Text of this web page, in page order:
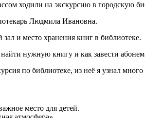
ходили на экскурсию в городскую
Людмила Ивановна.
и место хранения книг в библиотеке.
нужную книгу и как завести
по библиотеке, из неё я узнал
место для детей.